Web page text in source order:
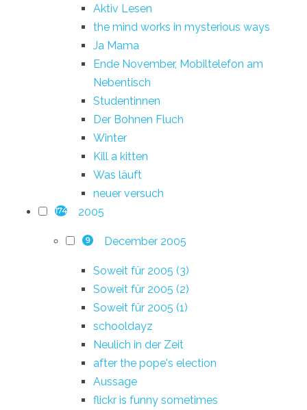
Aktiv Lesen
the mind works in mysterious ways
Ja Mama
Ende November, Mobiltelefon am
Nebentisch
Studentinnen
Der Bohnen Fluch
Winter
Kill a kitten
Was läuft
neuer versuch
174 2005
9 December 2005
Soweit für 2005 (3)
Soweit für 2005 (2)
Soweit für 2005 (1)
schooldayz
Neulich in der Zeit
after the pope's election
Aussage
flickr is funny sometimes